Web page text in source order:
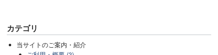
カテゴリ
当サイトのご案内・紹介